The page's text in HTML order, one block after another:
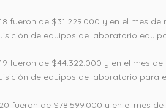
fueron de $31.229.000 y en el mes
de equipos de laboratorio
fueron de $44.322.000 y en el mes
de equipos de laboratorio para
fueron de $78.599.000 y en el mes